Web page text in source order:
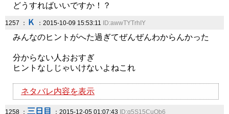
どうすればいいですか！？
1257 ： Ｋ ：2015-10-09 15:53:11 ID:awwTYTrhIY
みんなのヒントがへた過ぎてぜんぜんわからんかった
分からない人おおすぎ
ヒントなしじゃいけないよねこれ
ネタバレ内容を表示
1258 ： 三日目 ：2015-12-05 01:07:43 ID:q5S15CuQb6